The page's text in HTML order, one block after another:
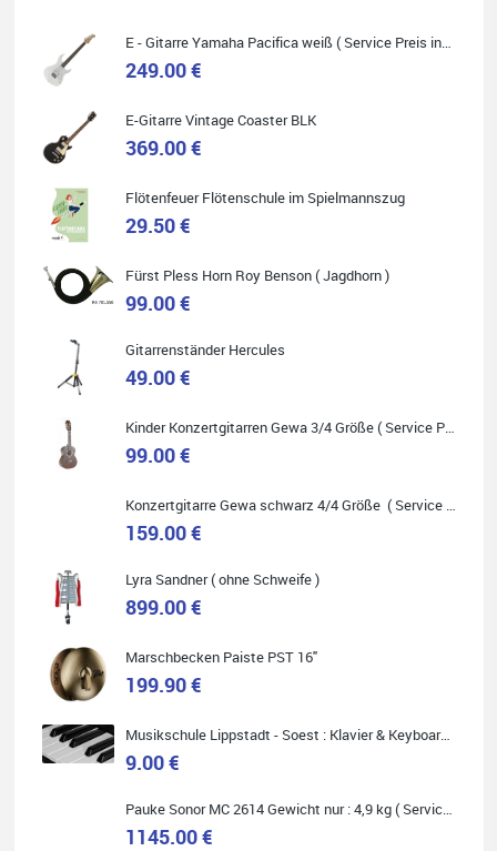
Quelle: Google-Rezension
Helene Balluff
Das Musikhaus Stöppel ist super!
Ich habe eine Westerngitarre gekauft.
Die Qualität und das Preis-Leistungsverhältnis sind erstaunlich.
ich empfehle es jedem der sich ein Musikinstrument zulegen
möchte.
Carsten Spiegel
Ich war auf der Suche nach einem neuen Keyboard und bin
telefonisch. Nachdem die Entscheidung zum Kauf gefallen war,
wurde alles zusammengestellt, so dass ich alles nur noch
abholen musste. Top!
Quelle: Google-Rezension
E - Gitarre Yamaha Pacifica weiß ( Service Preis inkl. Werkstatt Service )
249.00 €
E-Gitarre Vintage Coaster BLK
369.00 €
Flötenfeuer Flötenschule im Spielmannszug
29.50 €
Fürst Pless Horn Roy Benson ( Jagdhorn )
99.00 €
Gitarrenständer Hercules
49.00 €
Kinder Konzertgitarren Gewa 3/4 Größe ( Service Preis inkl. Werkstatt Service )
99.00 €
Konzertgitarre Gewa schwarz 4/4 Größe ( Service Preis inkl. Werkstatt Service )
159.00 €
Lyra Sandner ( ohne Schweife )
899.00 €
Marschbecken Paiste PST 16"
199.90 €
Musikschule Lippstadt - Soest : Klavier & Keyboardunterricht
9.00 €
Pauke Sonor MC 2614 Gewicht nur : 4,9 kg ( Service Preis inkl. Werkstatt Service )
1145.00 €